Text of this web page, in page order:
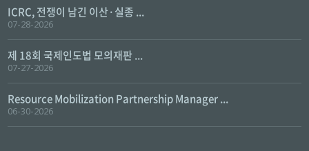
ICRC, 전쟁이 남긴 이산·실종 ...
07-28-2026
제 18회 국제인도법 모의재판 ...
07-27-2026
Resource Mobilization Partnership Manager ...
06-30-2026